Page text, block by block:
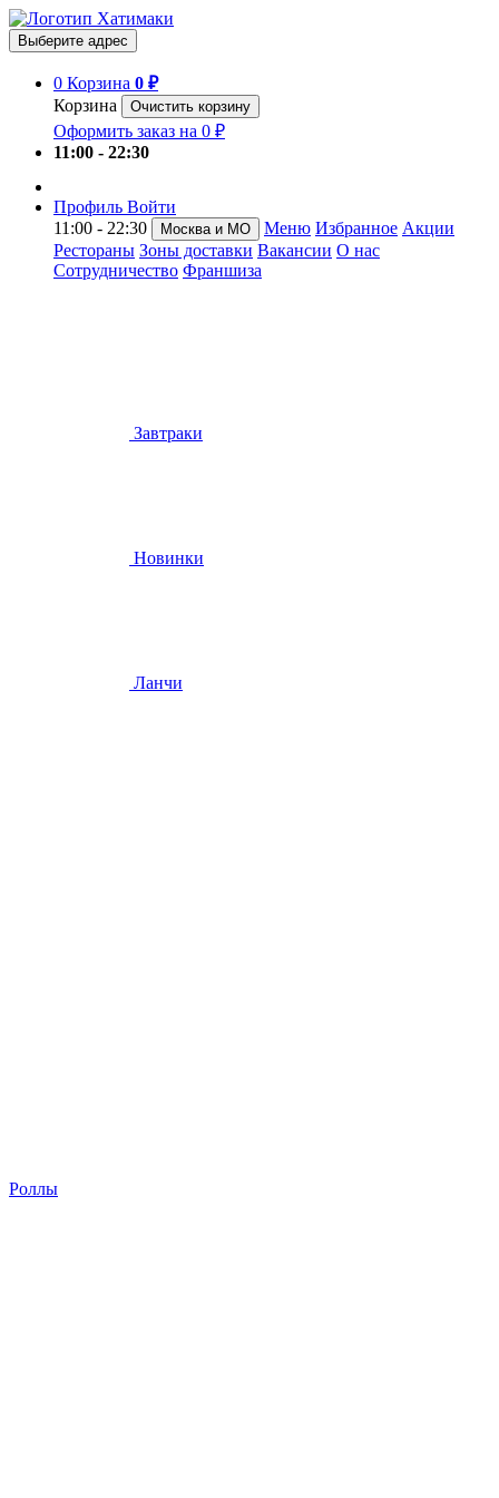
Выберите адрес
0 Корзина 0 ₽
Корзина
Очистить корзину
Оформить заказ на 0 ₽
11:00 - 22:30
Профиль Войти
11:00 - 22:30
Москва и МО Меню Избранное Акции
Рестораны Зоны доставки Вакансии О нас
Сотрудничество Франшиза
Завтраки
Новинки
Ланчи
Роллы